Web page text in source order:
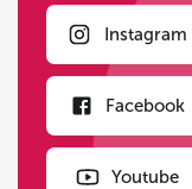
Instagram
Facebook
Youtube